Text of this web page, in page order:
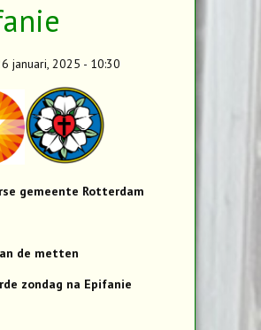
januari, 2025 - 10:30
gemeente Rotterdam
de metten
zondag na Epifanie